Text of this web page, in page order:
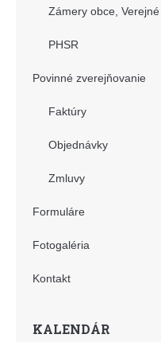
Zámery obce,
PHSR
Povinné zverejňovanie
Faktúry
Objednávky
Zmluvy
Formuláre
Fotogaléria
Kontakt
KALENDÁR